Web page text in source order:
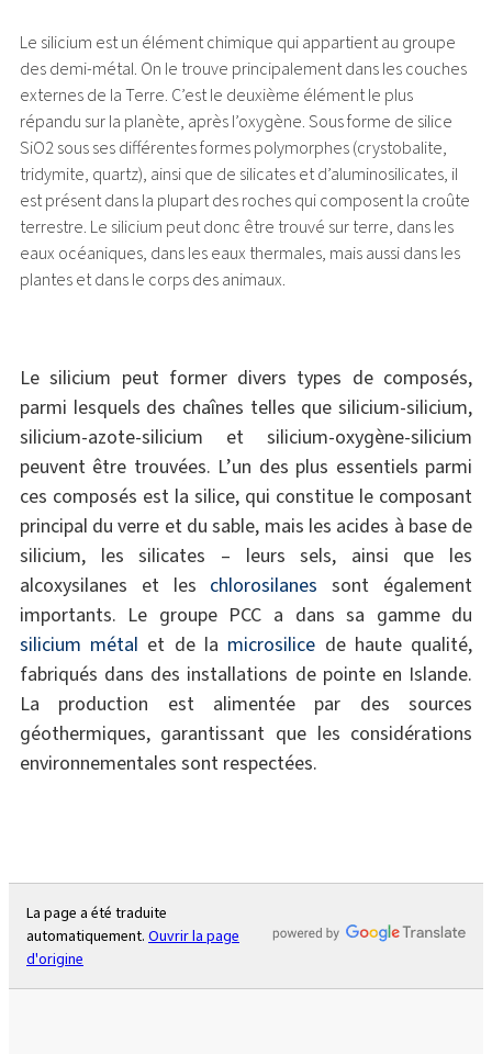
Le silicium est un élément chimique qui appartient au groupe
des demi-métal. On le trouve principalement dans les couches
externes de la Terre. C’est le deuxième élément le plus
répandu sur la planète, après l’oxygène. Sous forme de silice
SiO2 sous ses différentes formes polymorphes (crystobalite,
tridymite, quartz), ainsi que de silicates et d’aluminosilicates, il
est présent dans la plupart des roches qui composent la croûte
terrestre. Le silicium peut donc être trouvé sur terre, dans les
eaux océaniques, dans les eaux thermales, mais aussi dans les
plantes et dans le corps des animaux.
Le silicium peut former divers types de composés,
parmi lesquels des chaînes telles que silicium-silicium,
silicium-azote-silicium et silicium-oxygène-silicium
peuvent être trouvées. L’un des plus essentiels parmi
ces composés est la silice, qui constitue le composant
principal du verre et du sable, mais les acides à base de
silicium, les silicates – leurs sels, ainsi que les
alcoxysilanes et les chlorosilanes sont également
importants. Le groupe PCC a dans sa gamme du
silicium métal et de la microsilice de haute qualité,
fabriqués dans des installations de pointe en Islande.
La production est alimentée par des sources
géothermiques, garantissant que les considérations
environnementales sont respectées.
La page a été traduite
automatiquement. Ouvrir la page
d'origine